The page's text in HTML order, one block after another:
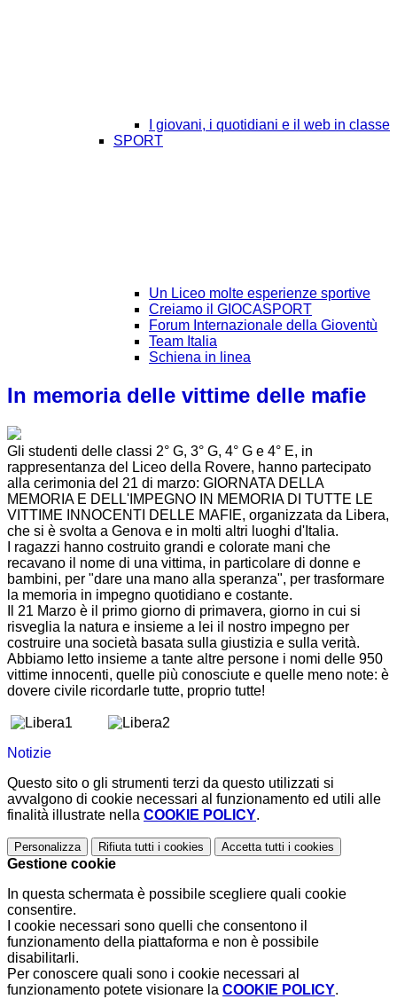
I giovani, i quotidiani e il web in classe
SPORT
Un Liceo molte esperienze sportive
Creiamo il GIOCASPORT
Forum Internazionale della Gioventù
Team Italia
Schiena in linea
In memoria delle vittime delle mafie
Gli studenti delle classi 2° G, 3° G, 4° G e 4° E, in
rappresentanza del Liceo della Rovere, hanno partecipato
alla cerimonia del 21 di marzo: GIORNATA DELLA
MEMORIA E DELL'IMPEGNO IN MEMORIA DI TUTTE LE
VITTIME INNOCENTI DELLE MAFIE, organizzata da Libera,
che si è svolta a Genova e in molti altri luoghi d'Italia.
I ragazzi hanno costruito grandi e colorate mani che
recavano il nome di una vittima, in particolare di donne e
bambini, per "dare una mano alla speranza", per trasformare
la memoria in impegno quotidiano e costante.
Il 21 Marzo è il primo giorno di primavera, giorno in cui si
risveglia la natura e insieme a lei il nostro impegno per
costruire una società basata sulla giustizia e sulla verità.
Abbiamo letto insieme a tante altre persone i nomi delle 950
vittime innocenti, quelle più conosciute e quelle meno note: è
dovere civile ricordarle tutte, proprio tutte!
Notizie
Questo sito o gli strumenti terzi da questo utilizzati si
avvalgono di cookie necessari al funzionamento ed utili alle
finalità illustrate nella COOKIE POLICY.
Personalizza Rifiuta tutti i cookies Accetta tutti i cookies
Gestione cookie
In questa schermata è possibile scegliere quali cookie
consentire.
I cookie necessari sono quelli che consentono il
funzionamento della piattaforma e non è possibile
disabilitarli.
Per conoscere quali sono i cookie necessari al
funzionamento potete visionare la COOKIE POLICY.